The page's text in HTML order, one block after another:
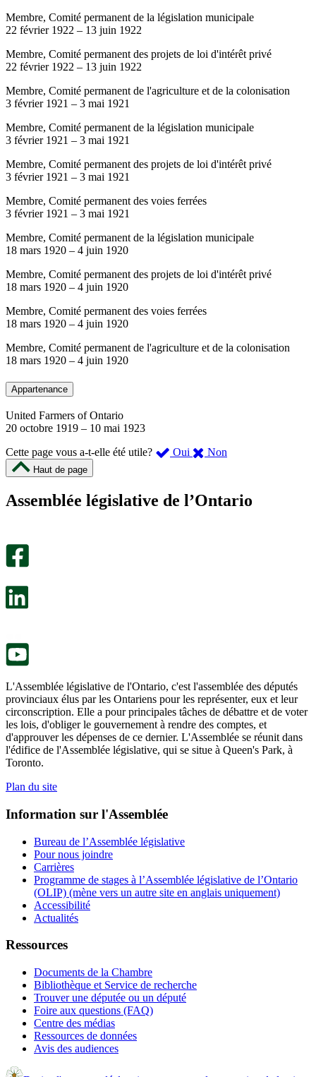
Membre, Comité permanent de la législation municipale
22 février 1922 – 13 juin 1922
Membre, Comité permanent des projets de loi d'intérêt privé
22 février 1922 – 13 juin 1922
Membre, Comité permanent de l'agriculture et de la colonisation
3 février 1921 – 3 mai 1921
Membre, Comité permanent de la législation municipale
3 février 1921 – 3 mai 1921
Membre, Comité permanent des projets de loi d'intérêt privé
3 février 1921 – 3 mai 1921
Membre, Comité permanent des voies ferrées
3 février 1921 – 3 mai 1921
Membre, Comité permanent de la législation municipale
18 mars 1920 – 4 juin 1920
Membre, Comité permanent des projets de loi d'intérêt privé
18 mars 1920 – 4 juin 1920
Membre, Comité permanent des voies ferrées
18 mars 1920 – 4 juin 1920
Membre, Comité permanent de l'agriculture et de la colonisation
18 mars 1920 – 4 juin 1920
Appartenance
United Farmers of Ontario
20 octobre 1919 – 10 mai 1923
Cette page vous a-t-elle été utile?
Oui ,
été
Non
m’a
Haut de page
Assemblée législative de l’Ontario
L'Assemblée législative de l'Ontario, c'est l'assemblée des députés
provinciaux élus par les Ontariens pour les représenter, eux et leur
circonscription. Elle a pour principales tâches de débattre et de voter
les lois, d'obliger le gouvernement à rendre des comptes, et
d'approuver les dépenses de ce dernier. L'Assemblée se réunit dans
l'édifice de l'Assemblée législative, qui se situe à Queen's Park, à
Toronto.
Plan du site
Information sur l'Assemblée
Bureau de l’Assemblée législative
Pour nous joindre
Carrières
Programme de stages à l’Assemblée législative de l’Ontario
(OLIP) (mène vers un autre site en anglais uniquement)
Accessibilité
Actualités
Ressources
Documents de la Chambre
Bibliothèque et Service de recherche
Trouver une députée ou un député
Foire aux questions (FAQ)
Centre des médias
Ressources de données
Avis des audiences